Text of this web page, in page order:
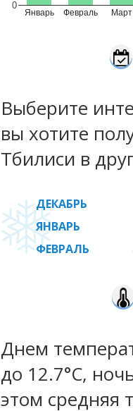
Январь Февраль Март
0
Выберите
вы хотите
Тбилиси в
ДЕКАБРЬ
ЯНВАРЬ
ФЕВРАЛЬ
Днем
до 12.7°C,
этом средняя